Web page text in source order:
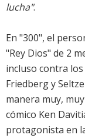
lucha".
En "300", el
"Rey Dios" de 2
incluso contra
Friedberg y
manera muy,
cómico Ken
protagonista en